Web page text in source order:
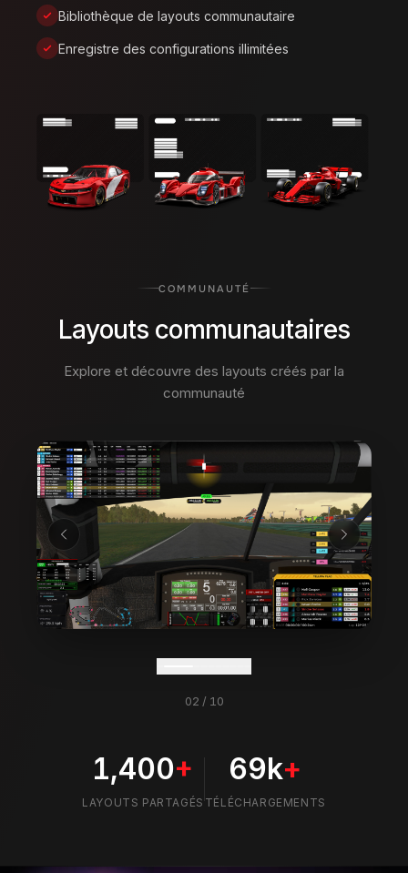
Bibliothèque de layouts communautaire
Enregistre des configurations illimitées
COMMUNAUTÉ
Layouts communautaires
Explore et découvre des layouts créés par la
communauté
03
1,400+
LAYOUTS PARTAGÉS
69k+
TÉLÉCHARGEMENTS